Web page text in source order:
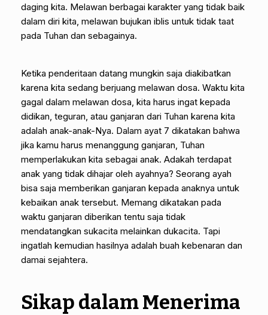
daging kita. Melawan berbagai karakter yang tidak baik
dalam diri kita, melawan bujukan iblis untuk tidak taat
pada Tuhan dan sebagainya.
Ketika penderitaan datang mungkin saja diakibatkan
karena kita sedang berjuang melawan dosa. Waktu kita
gagal dalam melawan dosa, kita harus ingat kepada
didikan, teguran, atau ganjaran dari Tuhan karena kita
adalah anak-anak-Nya. Dalam ayat 7 dikatakan bahwa
jika kamu harus menanggung ganjaran, Tuhan
memperlakukan kita sebagai anak. Adakah terdapat
anak yang tidak dihajar oleh ayahnya? Seorang ayah
bisa saja memberikan ganjaran kepada anaknya untuk
kebaikan anak tersebut. Memang dikatakan pada
waktu ganjaran diberikan tentu saja tidak
mendatangkan sukacita melainkan dukacita. Tapi
ingatlah kemudian hasilnya adalah buah kebenaran dan
damai sejahtera.
Sikap dalam Menerima